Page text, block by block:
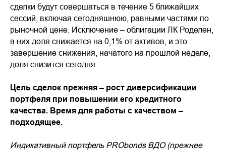
сделки будут совершаться в течение 5 ближайших
сессий, включая сегодняшнюю, равными частями по
рыночной цене. Исключение – облигации ЛК Роделен,
в них доля снижается на 0,1% от активов, и это
завершение снижения, начатого на прошлой неделе,
доля снизится сегодня.
Цель сделок прежняя – рост диверсификации
портфеля при повышении его кредитного
качества. Время для работы с качеством –
подходящее.
Индикативный портфель PRObonds ВДО (прежнее